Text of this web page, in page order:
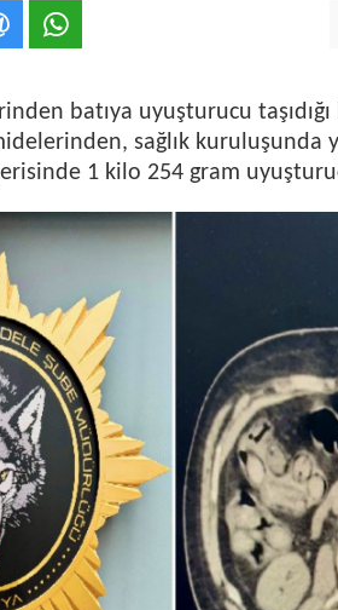
batıya uyuşturucu
sağlık kuruluşunda
1 kilo 254 gram